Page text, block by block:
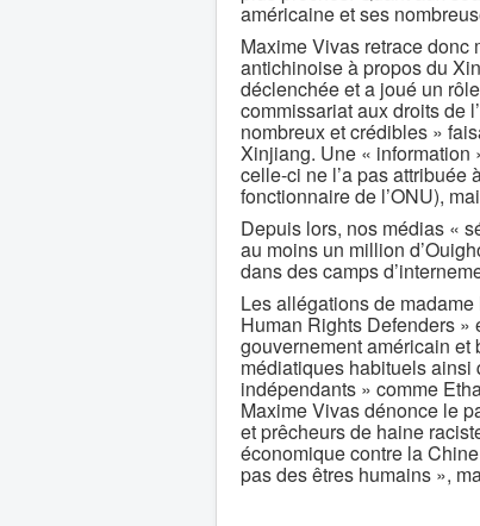
américaine et ses
Maxime Vivas retrace
antichinoise à propos du
déclenchée et a joué un
commissariat aux droits de
nombreux et crédibles »
Xinjiang. Une « information
celle-ci ne l’a pas attribuée
fonctionnaire de l’ONU),
Depuis lors, nos médias «
au moins un million
dans des camps
Les allégations de
Human Rights Defenders »
gouvernement américain
médiatiques habituels ainsi
indépendants » comme
Maxime Vivas dénonce le
et prêcheurs de haine
économique contre la
pas des êtres humains »,